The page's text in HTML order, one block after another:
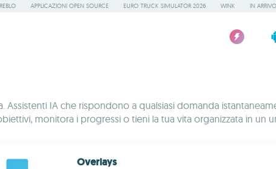
APPLICAZIONI OPEN SOURCE EURO TRUCK SIMULATOR 2026 WINK IN ARRIVO
IA che rispondono a qualsiasi domanda
monitora i progressi o tieni la tua vita organizzata in un
Overlays